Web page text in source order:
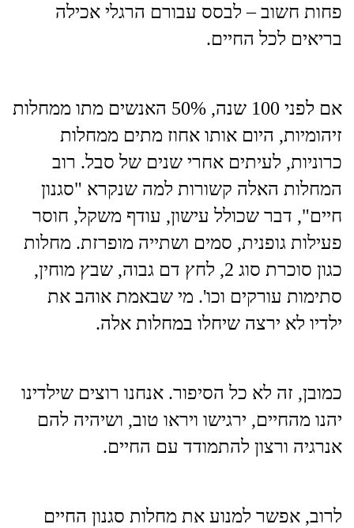
פחות חשוב – לבסס עבורם הרגלי אכילה
בריאים לכל החיים.
אם לפני 100 שנה, 50% האנשים מתו ממחלות
זיהומיות, היום אותו אחוז מתים ממחלות
כרוניות, לעיתים אחרי שנים של סבל. רוב
המחלות האלה קשורות למה שנקרא "סגנון
חיים", דבר שכולל עישון, עודף משקל, חוסר
פעילות גופנית, סמים ושתייה מופרזת. מחלות
כגון סוכרת סוג 2, לחץ דם גבוה, שבץ מוחין,
סתימות עורקים וכו'. מי שבאמת אוהב את
ילדיו לא ירצה שיחלו במחלות אלה.
כמובן, זה לא כל הסיפור. אנחנו רוצים שילדינו
יהנו מהחיים, ירגישו ויראו טוב, ושיהיה להם
אנרגיה ורצון להתמודד עם החיים.
לרוב, אפשר למנוע את מחלות סגנון החיים